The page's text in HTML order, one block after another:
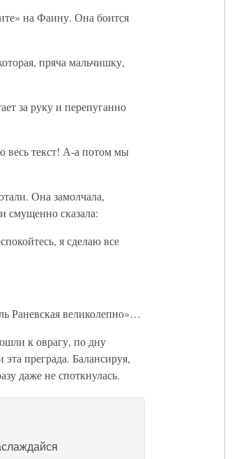
на Фаину. Она боится
пряча мальчишку,
за руку и перепуганно
весь текст! А-а потом мы
Она замолчала,
смущенно сказала:
я сделаю все
Раневская великолепно»…
к оврагу, по дну
преграда. Балансируя,
даже не споткнулась.